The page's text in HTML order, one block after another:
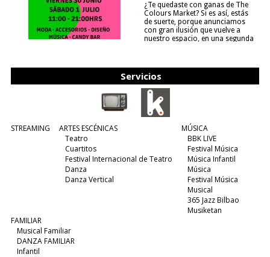
¿Te quedaste con ganas de The
Colours Market? Si es así, estás
de suerte, porque anunciamos
con gran ilusión que vuelve a
nuestro espacio, en una segunda
Servicios
STREAMING
ARTES ESCÉNICAS
Teatro
Cuartitos
Festival Internacional de Teatro
Danza
Danza Vertical
MÚSICA
BBK LIVE
Festival Música
Música Infantil
Música
Festival Música
Musical
365 Jazz Bilbao
Musiketan
FAMILIAR
Musical Familiar
DANZA FAMILIAR
Infantil